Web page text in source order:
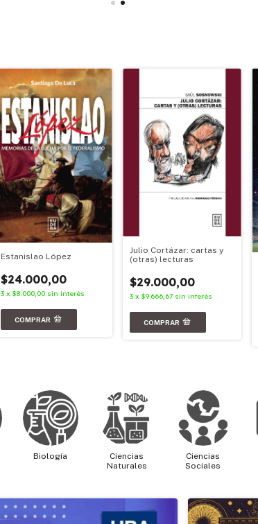
Estanislao López
$24.000,00
3 x $8.000,00 sin interés
Julio Cortázar: cartas y
(otras) lecturas
$29.000,00
3 x $9.666,67 sin interés
Biología
Ciencias
Naturales
Ciencias
Sociales